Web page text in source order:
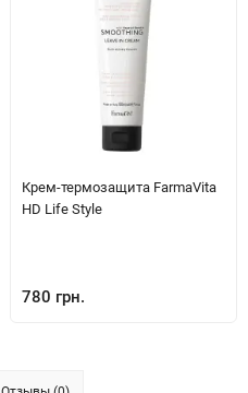
Крем-термозащита FarmaVita
HD Life Style
780 грн.